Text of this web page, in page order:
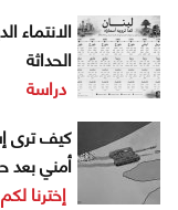
الانتماء
الحداثة
دراسة
كيف ترى
أمني بعد
إخترنا لكم